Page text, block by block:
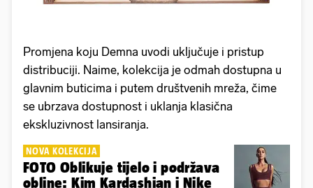
Promjena koju Demna uvodi uključuje i pristup
distribuciji. Naime, kolekcija je odmah dostupna u
glavnim buticima i putem društvenih mreža, čime
se ubrzava dostupnost i uklanja klasična
ekskluzivnost lansiranja.
NOVA KOLEKCIJA
FOTO Oblikuje tijelo i podržava
obline: Kim Kardashian i Nike